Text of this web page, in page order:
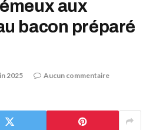
aux
bacon préparé
2025
Aucun commentaire